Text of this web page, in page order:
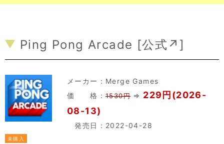
Ping Pong Arcade [公式↗]
メーカー： Merge Games
価 格： 1530円 ⇒ 229円(2026-
08-13)
発売日：2022-04-28
未購入